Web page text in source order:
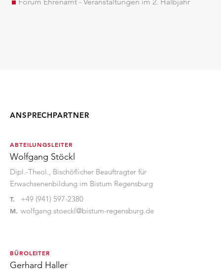
ANSPRECHPARTNER
ABTEILUNGSLEITER
Wolfgang Stöckl
Dipl.-Theol., Bischöflicher Beauftragter für
Erwachsenenbildung im Bistum Regensburg
T. +49 (941) 597-2380
M. wolfgang.stoeckl@bistum-regensburg.de
BÜROLEITER
Gerhard Haller